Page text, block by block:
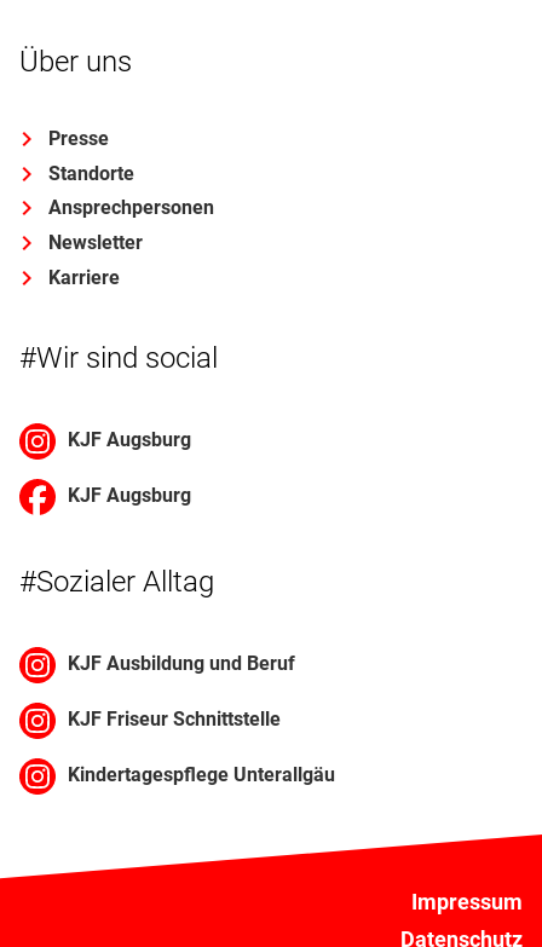
Über uns
Presse
Standorte
Ansprechpersonen
Newsletter
Karriere
#Wir sind social
KJF Augsburg
KJF Augsburg
#Sozialer Alltag
KJF Ausbildung und Beruf
KJF Friseur Schnittstelle
Kindertagespflege Unterallgäu
Impressum
Datenschutz